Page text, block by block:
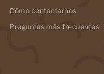
Cómo contactarnos
Preguntas más frecuentes